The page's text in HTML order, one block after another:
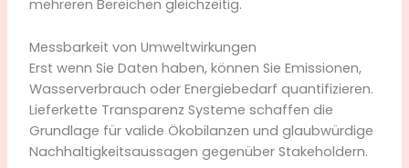
mehreren Bereichen gleichzeitig.
Messbarkeit von Umweltwirkungen
Erst wenn Sie Daten haben, können Sie Emissionen,
Wasserverbrauch oder Energiebedarf quantifizieren.
Lieferkette Transparenz Systeme schaffen die
Grundlage für valide Ökobilanzen und glaubwürdige
Nachhaltigkeitsaussagen gegenüber Stakeholdern.